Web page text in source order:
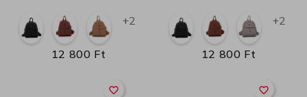
+2
12 800 Ft
+2
12 800 Ft
favorite_border favorite_border